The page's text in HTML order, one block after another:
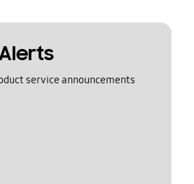
service announcements